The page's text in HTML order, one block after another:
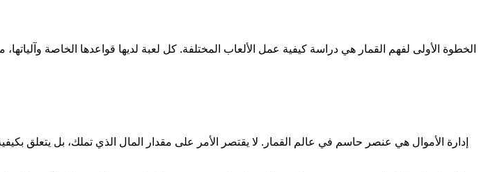
الخطوة الأولى لفهم القمار هي دراسة كيفية عمل الألعاب المختلفة. كل لعبة لديها قواعدها الخاصة
إدارة الأموال هي عنصر حاسم في عالم القمار. لا يقتصر الأمر على مقدار المال الذي تملك، بل يتعلق